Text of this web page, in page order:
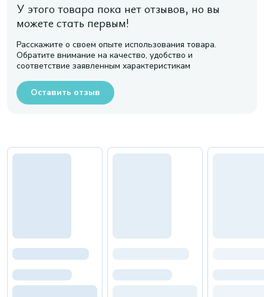
У этого товара пока нет отзывов, но вы
можете стать первым!
Расскажите о своем опыте использования товара.
Обратите внимание на качество, удобство и
соответствие заявленным характеристикам
Оставить отзыв